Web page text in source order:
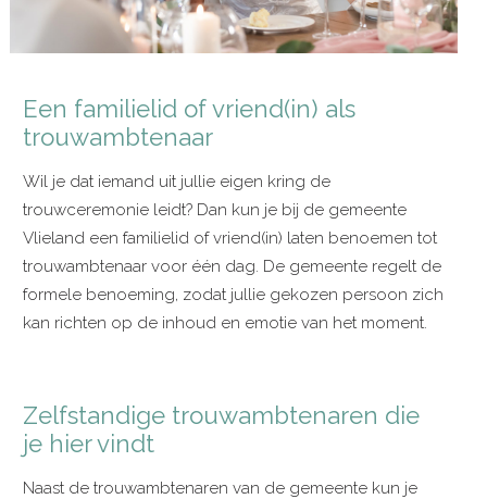
Een familielid of vriend(in) als
trouwambtenaar
Wil je dat iemand uit jullie eigen kring de
trouwceremonie leidt? Dan kun je bij de gemeente
Vlieland een familielid of vriend(in) laten benoemen tot
trouwambtenaar voor één dag. De gemeente regelt de
formele benoeming, zodat jullie gekozen persoon zich
kan richten op de inhoud en emotie van het moment.
Zelfstandige trouwambtenaren die
je hier vindt
Naast de trouwambtenaren van de gemeente kun je